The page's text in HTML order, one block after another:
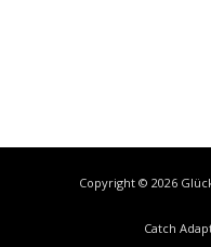
Copyright © 2026
Catch